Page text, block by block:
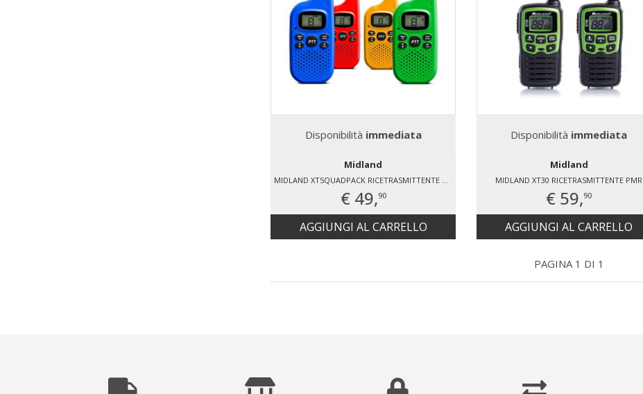
Disponibilità immediata
Midland
€ 49,90
AGGIUNGI AL CARRELLO
Disponibilità immediata
Midland
MIDLAND XT30 RICETRASMITTENTE PMR
€ 59,90
AGGIUNGI AL CARRELLO
PAGINA 1 DI 1